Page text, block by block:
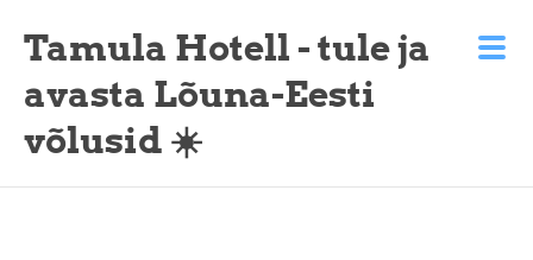
Tamula Hotell - tule ja
avasta Lõuna-Eesti
võlusid ☀️